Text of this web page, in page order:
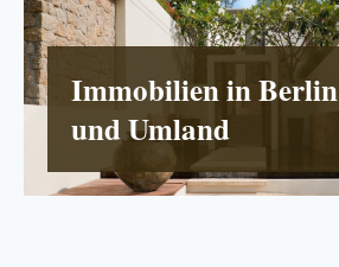
Immobilien in Berlin
und Umland